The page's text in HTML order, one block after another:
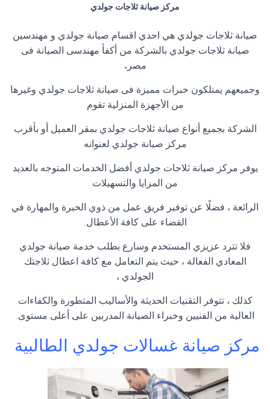
مركز صيانة ثلاجات جولدي
صيانة ثلاجات جولدي هي احدي اقسام صيانة جولدي و مهندسين
صيانة ثلاجات جولدي بالشركة من أكفأ مهندسى الصيانة فى
مصر،
وجميعهم يمتلكون خبرات مميزة فى صيانة ثلاجات جولدي وغيرها
من الأجهزة المنزلية تقوم
الشركة بجميع أنواع صيانة ثلاجات جولدي بمقر العميل أو بأقرب
مركز صيانة جولدي لعنوانه
يوفر مركز صيانة ثلاجات جولدي أفضل الخدمات المتوجه بالعديد
من المزايا والتسهيلات
الرائعة ، فضلًا عن توفير فريق عمل من ذوي الخبرة والمهارة في
القضاء على كافة الأعطال.
فلا تترد عزيزي المستخدم وسارع بطلب خدمة صيانة جولدي
المعادي الفعالة ، حيث يتم التعامل مع كافة اعطال ثلاجتك
الجولدي ،
كذلك ، تتوفر التقنيات الحديثة والأساليب المتطورة والكفاءات
العالية من الفنيين وخبراء الصيانة المدربين على أعلى مستوى.
مركز صيانة غسالات جولدي الطالبية